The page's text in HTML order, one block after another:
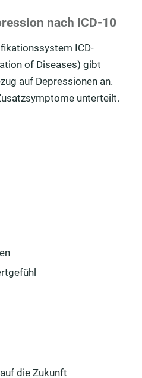
nach ICD-10
ICD-
of Diseases) gibt
auf Depressionen an.
unterteilt.
die Zukunft